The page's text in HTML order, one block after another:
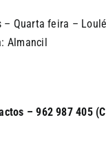
– Quarta feira – Loulé
Almancil
–962 987 405